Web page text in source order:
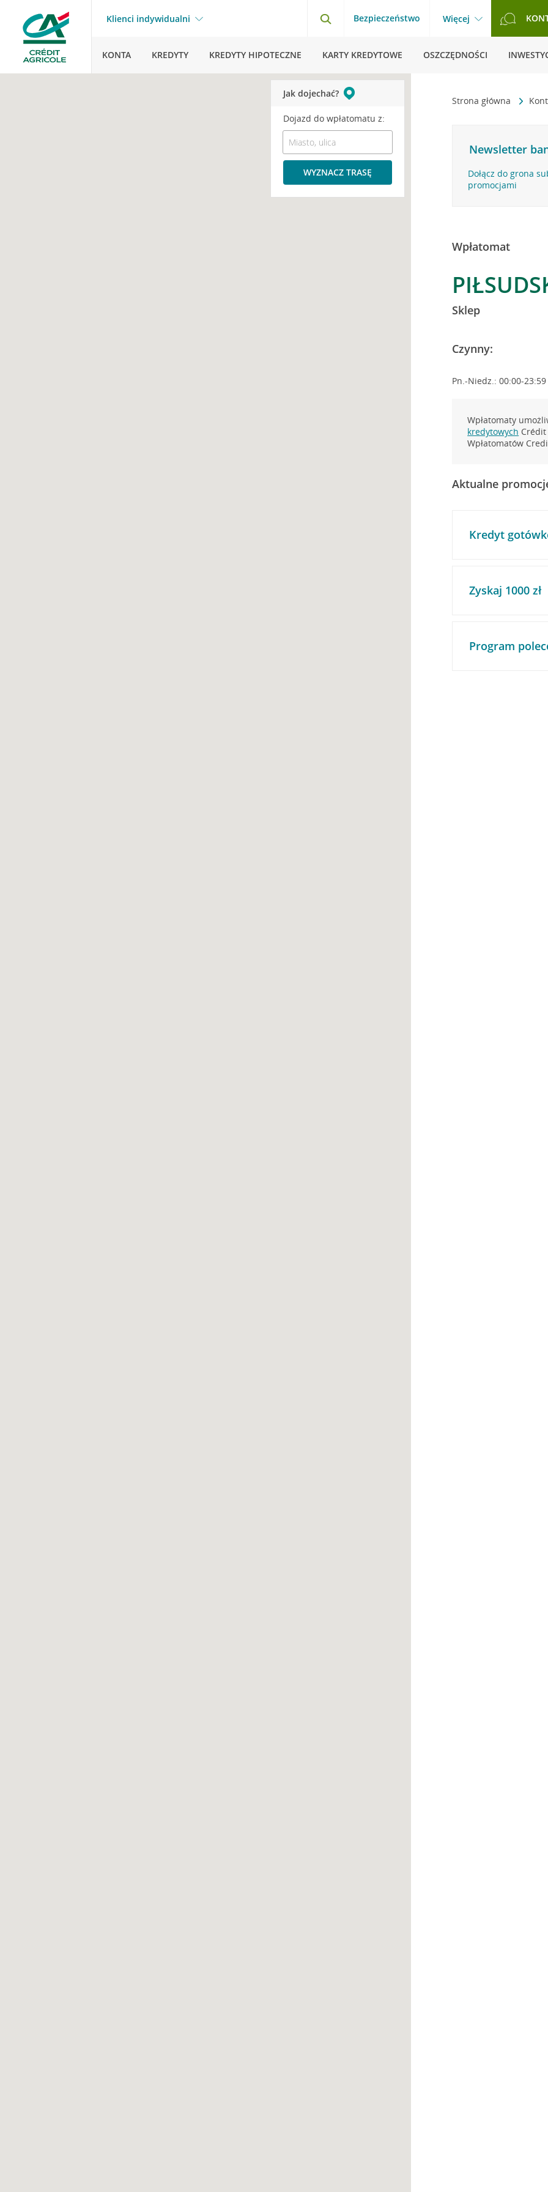
Klienci indywidualni Bezpieczeństwo Więcej
KONTA KREDYTY KREDYTY HIPOTECZNE KARTY KREDYTOWE OSZCZĘDNOŚCI
Strona główna
Newsletter
Dołącz do grona
promocjami
Wpłatomat
Sklep
Czynny:
Pn.-Niedz.: 00:00-23:59
Wpłatomaty
kredytowych
Wpłatomatów
Aktualne
Kredyt
Zyskaj 1000 zł
Program
Jak dojechać?
Dojazd do wpłatomatu z:
WYZNACZ TRASĘ